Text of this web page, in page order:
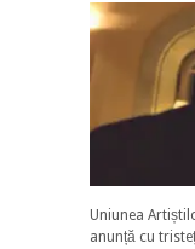
Uniunea
anunță cu